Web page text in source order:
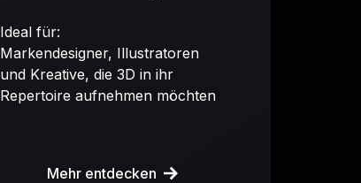
Ideal für:
Markendesigner, Illustratoren
und Kreative, die 3D in ihr
Repertoire aufnehmen möchten
Mehr entdecken